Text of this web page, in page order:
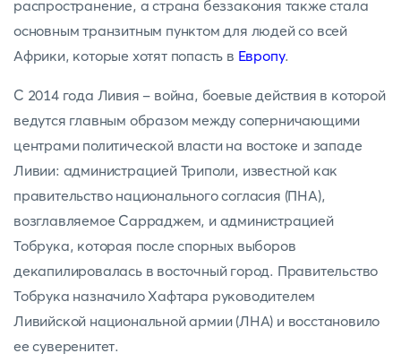
распространение, а страна беззакония также стала
основным транзитным пунктом для людей со всей
Африки, которые хотят попасть в Европу.
С 2014 года Ливия - война, боевые действия в которой
ведутся главным образом между соперничающими
центрами политической власти на востоке и западе
Ливии: администрацией Триполи, известной как
правительство национального согласия (ПНА),
возглавляемое Сарраджем, и администрацией
Тобрука, которая после спорных выборов
декапилировалась в восточный город. Правительство
Тобрука назначило Хафтара руководителем
Ливийской национальной армии (ЛНА) и восстановило
ее суверенитет.